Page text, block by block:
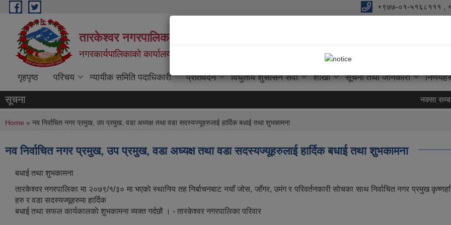
Skip to main content +९७७-०१-५१६८१११ ,
तारकेश्वर नगरपालिका
नगरकार्यपालिकाको कार्यालय
गृहपृष्ठ परिचय न्यायीक समिति पदाधिकारी प्रतिवेदन विधुतीय शुसासन सेवा शाखा सूचना तथा जानकारी
सूचना नक्सा
You are here
Home » नव निर्वाचित नगर प्रमुख, उप प्रमुख, वडा अध्यक्ष तथा वडा सदस्यज्यूहरुलाई हार्दिक बधाई तथा शुभकामना
नव निर्वाचित नगर प्रमुख, उप प्रमुख, वडा अध्यक्ष तथा वडा सदस्यज्यूहरुलाई हार्दिक बधाई तथा शुभकामना
बधाई तथा शुभकामना
तारकेश्वर नगरपालिका मा २०७९/१/३० मा भएकाे स्थानिय तह निर्बाचनबाट नयाँ जोस, जाँगर, उमंग र परिवर्तनकारी सोचका साथ निर्वाचित नगर प्रमुख
हरु र वडा सदस्यज्यूहरुमा हार्दिक
बधाई तथा सफल कार्यकालकाे शुभकामना व्यक्त गर्दछौ । - तारकेश्वर नगरपालिका परिवार